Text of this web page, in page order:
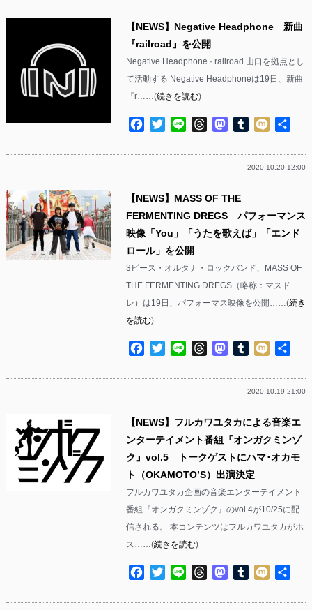
【NEWS】Negative Headphone 新曲
『railroad』を公開
Negative Headphone · railroad 山口を拠点とし
て活動する Negative Headphoneは19日、新曲
『r……(続きを読む)
Facebook
TwitterLine ThreadsMastodon
Tumblr
Mixi
2020.10.20 12:00
【NEWS】MASS OF THE
FERMENTING DREGS パフォーマンス
映像「You」「うたを歌えば」「エンド
ロール」を公開
3ピース・オルタナ・ロックバンド、MASS OF
THE FERMENTING DREGS（略称：マスド
レ）は19日、パフォーマス映像を公開……(続き
を読む)
Facebook
TwitterLine ThreadsMastodon
Tumblr
Mixi
2020.10.19 21:00
【NEWS】フルカワユタカによる音楽エ
ンターテイメント番組『オンガクミンゾ
ク』vol.5 トークゲストにハマ･オカモ
ト（OKAMOTO’S）出演決定
フルカワユタカ企画の音楽エンターテイメント
番組『オンガクミンゾク』のvol.4が10/25に配
信される。 本コンテンツはフルカワユタカがホ
ス……(続きを読む)
Facebook
TwitterLine ThreadsMastodon
Tumblr
Mixi